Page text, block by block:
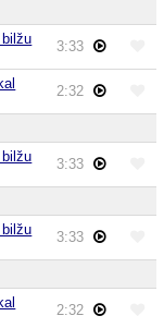
3:33
2:32
3:33
3:33
2:32